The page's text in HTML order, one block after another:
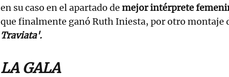
en su caso en el apartado de mejor intérprete
que finalmente ganó Ruth Iniesta, por otro montaje
Traviata'.
LA GALA